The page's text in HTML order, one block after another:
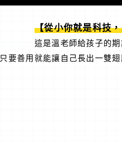
【從小你就是科技
這是溫老師給孩子的
只要善用就能讓自己長出一雙